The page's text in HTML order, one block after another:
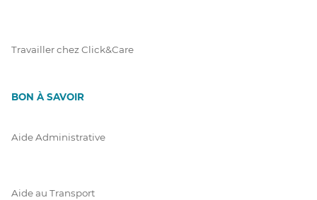
Travailler chez Click&Care
BON À SAVOIR
Aide Administrative
Aide au Transport